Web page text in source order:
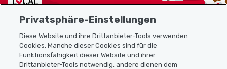
Sitemap
Privatsphäre-Einstellungen
Diese Website und ihre Drittanbieter-Tools verwenden
Cookies. Manche dieser Cookies sind für die
Funktionsfähigkeit dieser Website und ihrer
Drittanbieter-Tools notwendig, andere dienen dem